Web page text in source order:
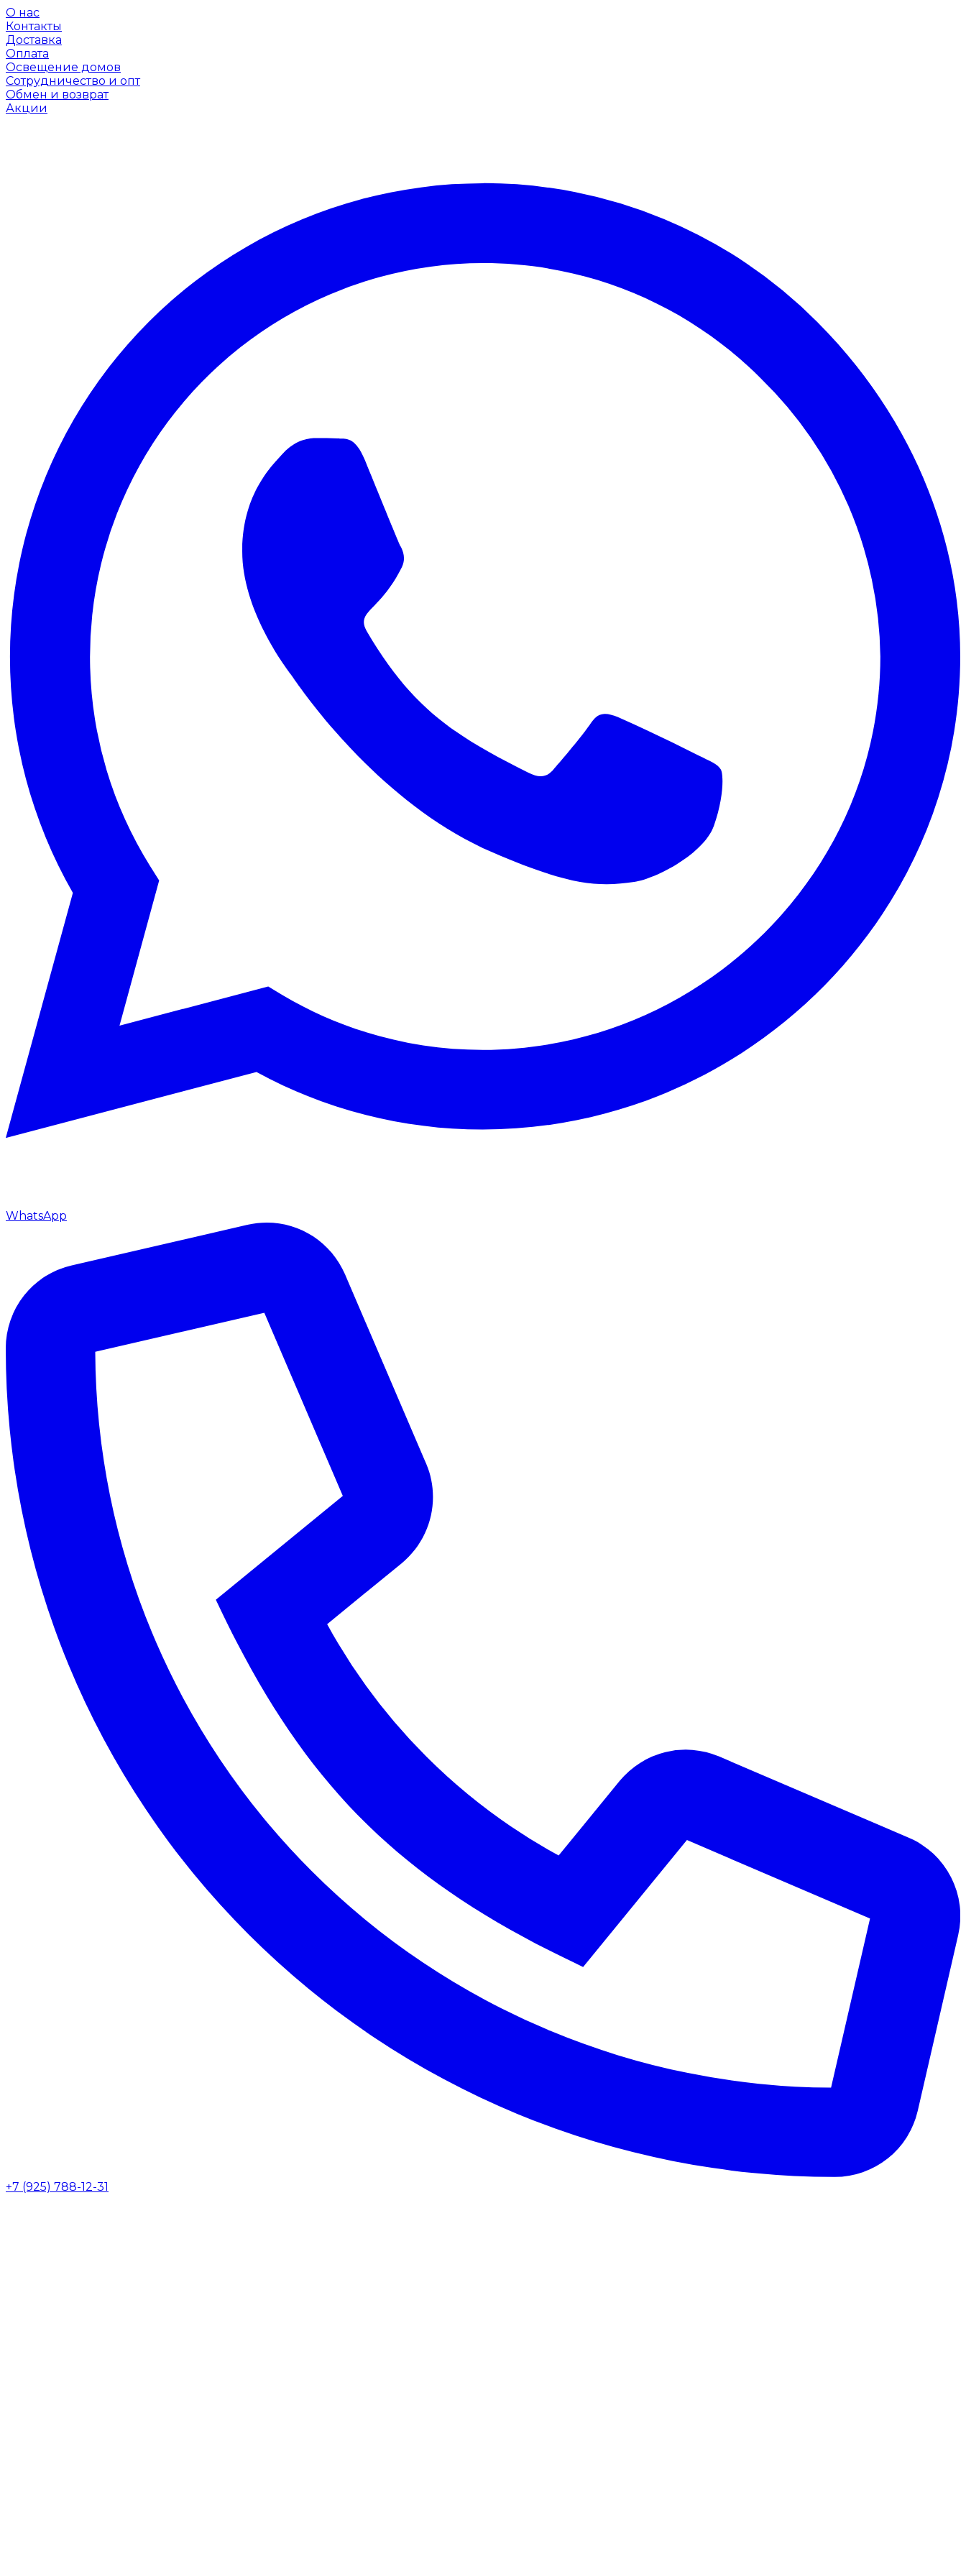
О нас
Контакты
Доставка
Оплата
Освещение домов
Сотрудничество и опт
Обмен и возврат
Акции
WhatsApp
+7 (925) 788-12-31